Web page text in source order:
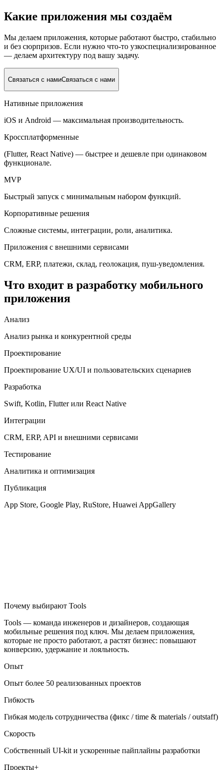
Какие приложения мы создаём
Мы делаем приложения, которые работают быстро, стабильно
и без сюрпризов. Если нужно что-то узкоспециализированное
— делаем архитектуру под вашу задачу.
Связаться с намиСвязаться с нами
Нативные приложения
iOS и Android — максимальная производительность.
Кроссплатформенные
(Flutter, React Native) — быстрее и дешевле при одинаковом
функционале.
MVP
Быстрый запуск с минимальным набором функций.
Корпоративные решения
Сложные системы, интеграции, роли, аналитика.
Приложения с внешними сервисами
CRM, ERP, платежи, склад, геолокация, пуш-уведомления.
Что входит в разработку мобильного
приложения
Анализ
Анализ рынка и конкурентной среды
Проектирование
Проектирование UX/UI и пользовательских сценариев
Разработка
Swift, Kotlin, Flutter или React Native
Интеграции
CRM, ERP, API и внешними сервисами
Тестирование
Аналитика и оптимизация
Публикация
App Store, Google Play, RuStore, Huawei AppGallery
Почему выбирают Tools
Tools — команда инженеров и дизайнеров, создающая
мобильные решения под ключ. Мы делаем приложения,
которые не просто работают, а растят бизнес: повышают
конверсию, удержание и лояльность.
Опыт
Опыт более 50 реализованных проектов
Гибкость
Гибкая модель сотрудничества (фикс / time & materials / outstaff)
Скорость
Собственный UI-kit и ускоренные пайплайны разработки
Проекты+